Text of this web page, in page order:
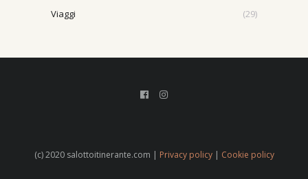
Viaggi (29)
(c) 2020 salottoitinerante.com | Privacy policy| Cookie policy